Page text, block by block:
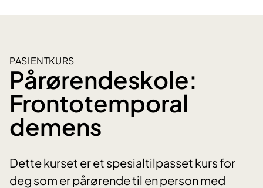
PASIENTKURS
Pårørendeskole:
Frontotemporal
demens
Dette kurset er et spesialtilpasset kurs for
deg som er pårørende til en person med